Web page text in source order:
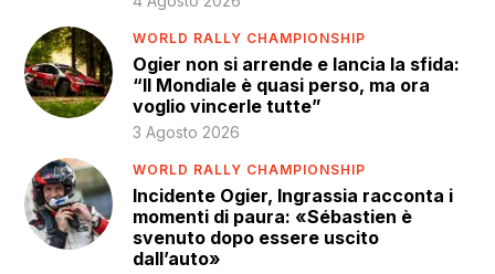
WORLD RALLY CHAMPIONSHIP
Ogier non si arrende e lancia la sfida:
“Il Mondiale è quasi perso, ma ora
voglio vincerle tutte”
3 Agosto 2026
WORLD RALLY CHAMPIONSHIP
Incidente Ogier, Ingrassia racconta i
momenti di paura: «Sébastien è
svenuto dopo essere uscito
dall’auto»